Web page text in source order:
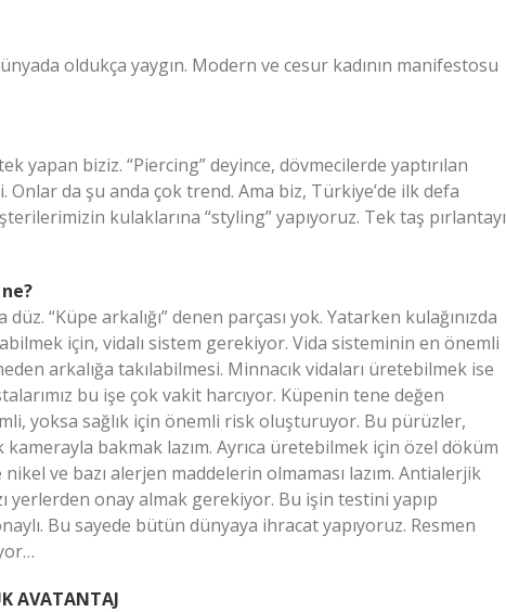
oldukça yaygın. Modern ve cesur kadının manifestosu
yapan biziz. “Piercing” deyince, dövmecilerde yaptırılan
da şu anda çok trend. Ama biz, Türkiye’de ilk defa
kulaklarına “styling” yapıyoruz. Tek taş pırlantayı
“Küpe arkalığı” denen parçası yok. Yatarken kulağınızda
için, vidalı sistem gerekiyor. Vida sisteminin en önemli
arkalığa takılabilmesi. Minnacık vidaları üretebilmek ise
bu işe çok vakit harcıyor. Küpenin tene değen
yoksa sağlık için önemli risk oluşturuyor. Bu pürüzler,
bakmak lazım. Ayrıca üretebilmek için özel döküm
ve bazı alerjen maddelerin olmaması lazım. Antialerjik
yerlerden onay almak gerekiyor. Bu işin testini yapıp
Bu sayede bütün dünyaya ihracat yapıyoruz. Resmen
AVATANTAJ